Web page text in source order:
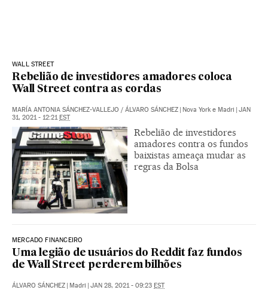
WALL STREET
Rebelião de investidores amadores coloca
Wall Street contra as cordas
MARÍA ANTONIA SÁNCHEZ-VALLEJO / ÁLVARO SÁNCHEZ | Nova York e Madri | JAN
31, 2021 - 12:21EST
Rebelião de investidores
amadores contra os fundos
baixistas ameaça mudar as
regras da Bolsa
MERCADO FINANCEIRO
Uma legião de usuários do Reddit faz fundos
de Wall Street perderem bilhões
ÁLVARO SÁNCHEZ | Madri | JAN 28, 2021 - 09:23 EST